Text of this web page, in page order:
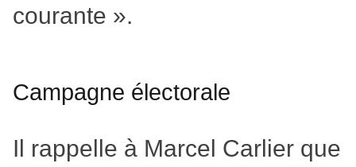
courante ».
Campagne électorale
Il rappelle à Marcel Carlier que